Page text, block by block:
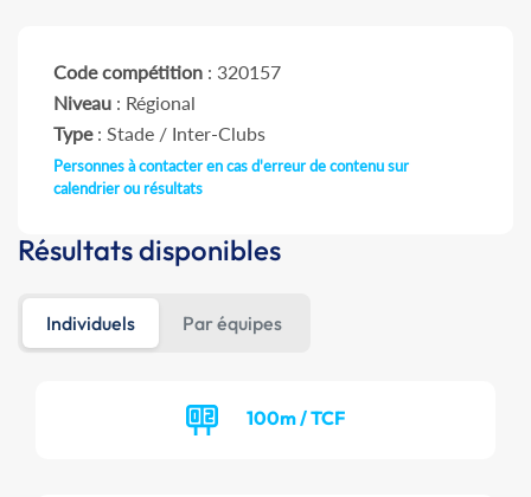
Code compétition : 320157
Niveau : Régional
Type: Stade / Inter-Clubs
Personnes à contacter en cas d'erreur de contenu sur
calendrier ou résultats
Résultats disponibles
Individuels Par équipes
100m / TCF